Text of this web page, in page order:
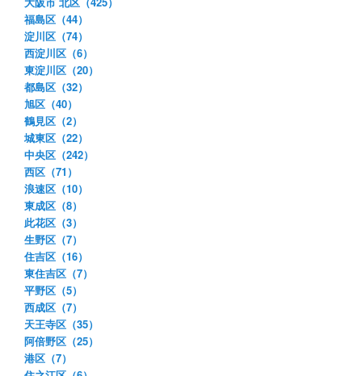
福島区（44）
淀川区（74）
西淀川区（6）
東淀川区（20）
都島区（32）
旭区（40）
鶴見区（2）
城東区（22）
中央区（242）
西区（71）
浪速区（10）
東成区（8）
此花区（3）
生野区（7）
住吉区（16）
東住吉区（7）
平野区（5）
西成区（7）
天王寺区（35）
阿倍野区（25）
港区（7）